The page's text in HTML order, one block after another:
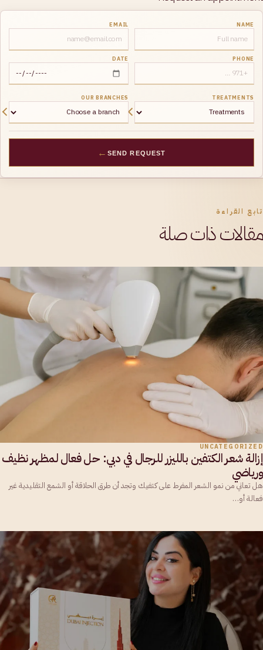
NAME
EMAIL
PHONE
DATE
TREATMENTS
OUR BRANCHES
SEND REQUEST
←
تابع القراءة
مقالات ذات صلة
UNCATEGORIZED
إزالة شعر الكتفين بالليزر للرجال في دبي: حل فعال لمظهر نظيف
ورياضي
هل تعاني من نمو الشعر المفرط على كتفيك وتجد أن طرق الحلاقة أو الشمع التقليدية غير
فعالة أو…